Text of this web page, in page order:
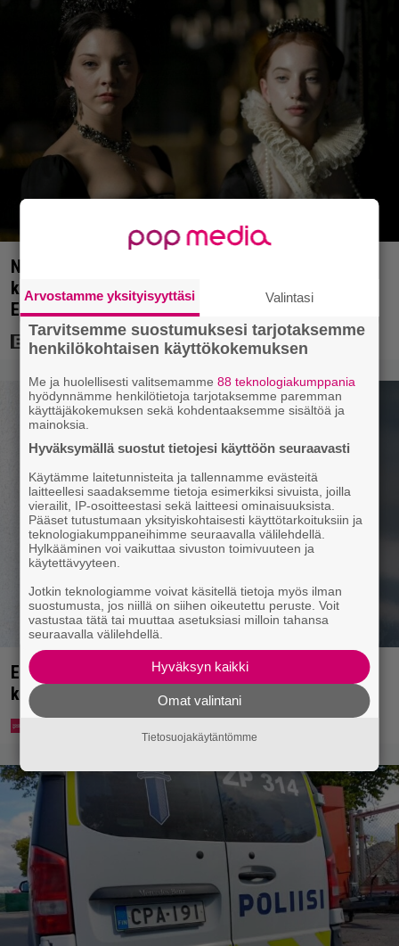
Netflixissä on nyt upea sarja keskiajan
kuninkaallisten aikakaudelta – keskiössä julma
Englannin hallitsija Henrik VIII
Ekaluokkalaisille jaetaan ilmainen kotiavain –
katso, mistä sen voi hakea
Arvostamme yksityisyyttäsi Valintasi
Tarvitsemme suostumuksesi tarjotaksemme
henkilökohtaisen käyttökokemuksen
Me ja huolellisesti valitsemamme88 teknologiakumppania
hyödynnämme henkilötietoja tarjotaksemme paremman
käyttäjäkokemuksen sekä kohdentaaksemme sisältöä ja
mainoksia.
Hyväksymällä suostut tietojesi käyttöön seuraavasti
Käytämme laitetunnisteita ja tallennamme evästeitä
laitteellesi saadaksemme tietoja esimerkiksi sivuista, joilla
vierailit, IP-osoitteestasi sekä laitteesi ominaisuuksista.
Pääset tutustumaan yksityiskohtaisesti käyttötarkoituksiin ja
teknologiakumppaneihimme seuraavalla välilehdellä.
Hylkääminen voi vaikuttaa sivuston toimivuuteen ja
käytettävyyteen.
Jotkin teknologiamme voivat käsitellä tietoja myös ilman
suostumusta, jos niillä on siihen oikeutettu peruste. Voit
vastustaa tätä tai muuttaa asetuksiasi milloin tahansa
seuraavalla välilehdellä.
Hyväksyn kaikki
Omat valintani
Tietosuojakäytäntömme